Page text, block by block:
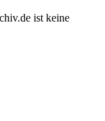
ist keine